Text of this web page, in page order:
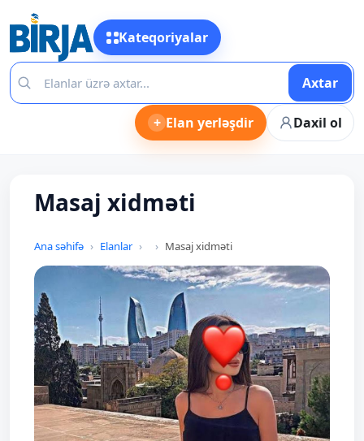
Kateqoriyalar
Axtar
+ Elan yerləşdir Daxil ol
Masaj xidməti
Ana səhifə Elanlar Masaj xidməti